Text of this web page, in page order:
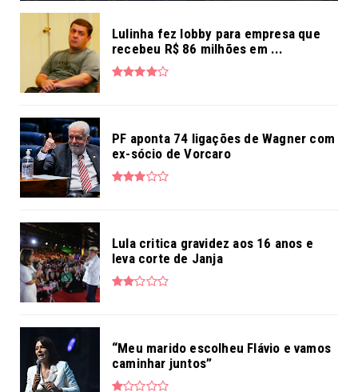
Lulinha fez lobby para empresa que
recebeu R$ 86 milhões em ...
PF aponta 74 ligações de Wagner com
ex-sócio de Vorcaro
Lula critica gravidez aos 16 anos e
leva corte de Janja
“Meu marido escolheu Flávio e vamos
caminhar juntos”